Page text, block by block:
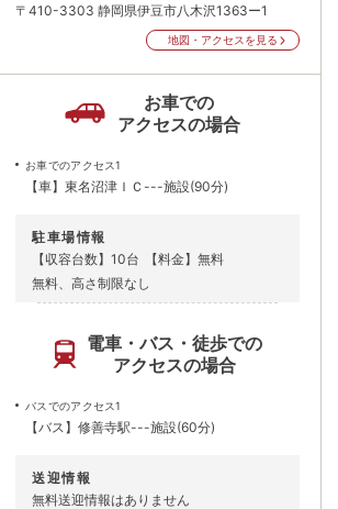
〒410-3303 静岡県伊豆市八木沢1363ー1
地図・アクセスを見る
お車での
アクセスの場合
お車でのアクセス1
【車】東名沼津ＩＣ---施設(90分)
駐車場情報
【収容台数】10台
【料金】無料
無料、高さ制限なし
電車・バス・徒歩での
アクセスの場合
バスでのアクセス1
【バス】修善寺駅---施設(60分)
送迎情報
無料送迎情報はありません